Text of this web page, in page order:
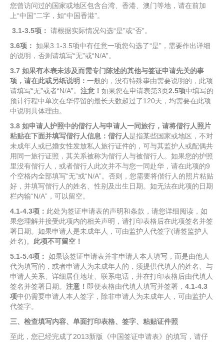
您曾访问过的国家或地区包含台湾、香港、澳门等地，请在前加
上“中国”二字，如“中国香港”。
3.1-3.5项： 请根据实际情况勾选“是”或“否”。
3.6项： 如果3.1-3.5项中有任意一项您勾选了“是”，需要作出详细
的说明，否则请填写“无”或“N/A”。
3.7 如果有本表未涉及而需专门陈述的其他与签证申请先关的事
项，请在此或另纸说明： 一般的，没有特殊事由需要说明的，此项
请填写“无”或者“N/A”。 注意！ 如果您在申请表第3页2.5项中填写的
预计行程中单次在华停留的最长天数超过了120天，均需要在此项
中说明具体理由。
3.8 如申请人护照中的偕行人与申请人一同旅行，请将偕行人照片
粘贴在下面并填写偕行人信息： 偕行人是指某些国家或地区，不对
未成年人或已婚女性发放私人旅行证件的，可与其监护人或配偶共
用同一旅行证照，其关系被称为偕行人与被偕行人。如果您的护照
里没有偕行人，或者偕行人此次并不与您一同赴华，请在此项的9
个空格内全部填写“无”或“N/A”。否则，您需要将偕行人的照片粘贴
好，并填写偕行人的姓名、性别及出生日期。如无法在此项的日期
栏内输“N/A”，可以留空。
4.1-4.3项： 此处为签证申请表的声明和条款，请您详细阅读，如
果您理解并接受此项内的相关声明，请打印表格后在此项签名并签
署日期。如果申请人是未成年人，可由监护人代签字(请签监护人
姓名)。 此项不可留空！
5.1-5.4项： 如果该签证申请表并非申请人本人填写，而是由他人
代为填写的，或者申请人为未成年人的，须提供代填人的姓名、与
申请人关系、详细居住地址、联系电话，并在打印表格后由代填人
签名并签署日期。 注意！ 即便表格由代填人填写并签署， 4.1-4.3
项中仍需要申请人本人签字，除非申请人为未成年人，可由监护人
代签字。
三、检查填写内容、单面打印表格、签字、粘贴证件照
至此，您已经完成了2013新版《中国签证申请表》的填写，请仔